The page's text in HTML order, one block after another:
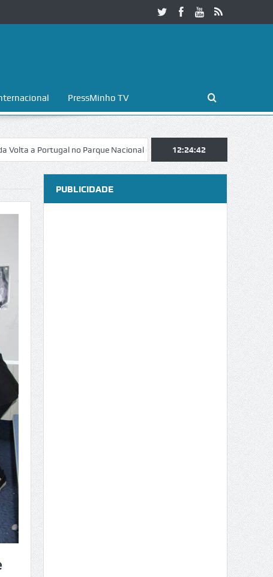
PressMinho TV
no Parque Nacional da Peneda-Gerês Esposende.
12:24:43
PUBLICIDADE